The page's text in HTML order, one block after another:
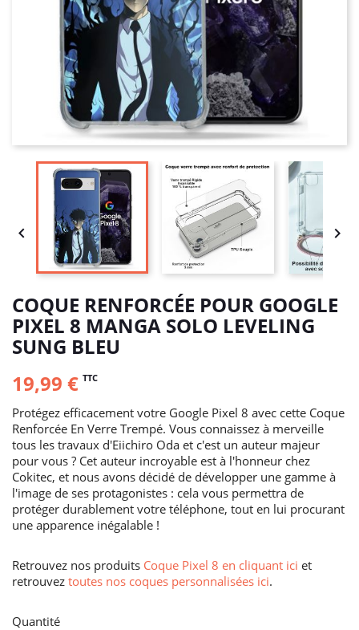
 
COQUE RENFORCÉE POUR GOOGLE
PIXEL 8 MANGA SOLO LEVELING
SUNG BLEU
19,99 € TTC
Protégez efficacement votre Google Pixel 8 avec cette Coque
Renforcée En Verre Trempé. Vous connaissez à merveille
tous les travaux d'Eiichiro Oda et c'est un auteur majeur
pour vous ? Cet auteur incroyable est à l'honneur chez
Cokitec, et nous avons décidé de développer une gamme à
l'image de ses protagonistes : cela vous permettra de
protéger durablement votre téléphone, tout en lui procurant
une apparence inégalable !
Retrouvez nos produits Coque Pixel 8 en cliquant ici et
retrouvez toutes nos coques personnalisées ici.
Quantité